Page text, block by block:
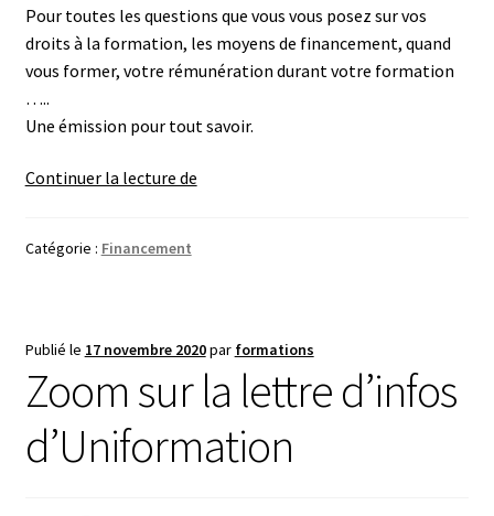
Pour toutes les questions que vous vous posez sur vos
droits à la formation, les moyens de financement, quand
vous former, votre rémunération durant votre formation
…..
Une émission pour tout savoir.
Continuer la lecture deFormation
financements,
tout
savoir
votre
Catégorie : Financement
Publié le 17 novembre 2020par formations
Zoom sur la lettre d’infos
d’Uniformation